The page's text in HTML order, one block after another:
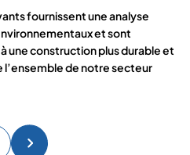
fournissent une analyse
et sont
une construction plus durable et
l’ensemble de notre secteur